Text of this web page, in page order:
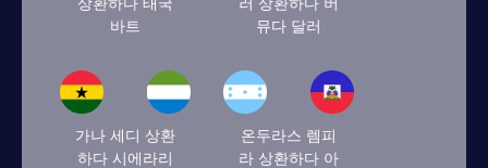
바트
뮤다 달러
가나 세디 상환
하다 시에라리
온두라스 렘피
라 상환하다 아